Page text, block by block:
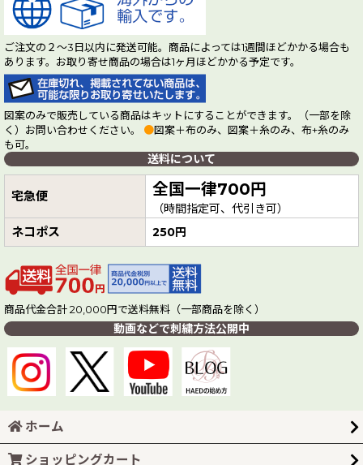
ご注文の２～3日以内に発送可能。商品によっては1週間ほどかかる場合も
あります。お取り寄せ商品の場合は1ヶ月ほどかかる予定です。
図案のみで販売している商品はキットにすることができます。（一部を除
く）お問い合わせください。 ●図案＋布のみ、図案＋糸のみ、布+糸のみ
も可。
送料について
宅急便 全国一律700円
（時間指定可、代引き可）
ネコポス 250円
商品代金合計 20,000円で送料無料（一部商品を除く）
動画などで刺繍方法公開中
ホーム
ショッピングカート